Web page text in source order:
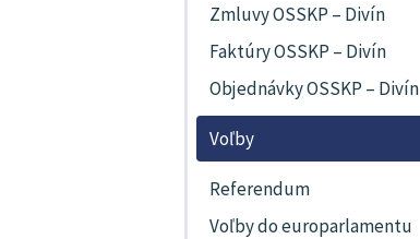
Zmluvy OSSKP – Divín
Faktúry OSSKP – Divín
Objednávky OSSKP – Divín
Voľby
Referendum
Voľby do europarlamentu